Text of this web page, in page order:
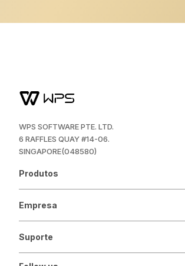
WPS SOFTWARE PTE. LTD.
6 RAFFLES QUAY #14-06.
SINGAPORE(048580)
Produtos
Empresa
Suporte